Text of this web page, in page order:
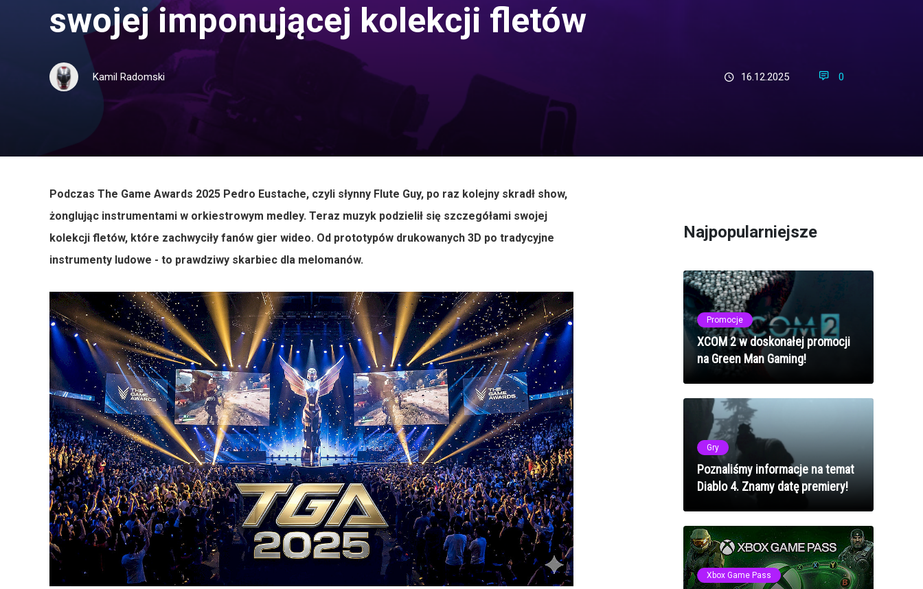
swojej imponującej kolekcji fletów
Kamil Radomski 16.12.2025 0
Podczas The Game Awards 2025 Pedro Eustache, czyli słynny Flute Guy, po raz kolejny skradł show,
żonglując instrumentami w orkiestrowym medley. Teraz muzyk podzielił się szczegółami swojej
kolekcji fletów, które zachwyciły fanów gier wideo. Od prototypów drukowanych 3D po tradycyjne
instrumenty ludowe - to prawdziwy skarbiec dla melomanów.
Najpopularniejsze
Promocje
XCOM 2 w doskonałej promocji
na Green Man Gaming!
Gry
Poznaliśmy informacje na temat
Diablo 4. Znamy datę premiery!
Xbox Game Pass